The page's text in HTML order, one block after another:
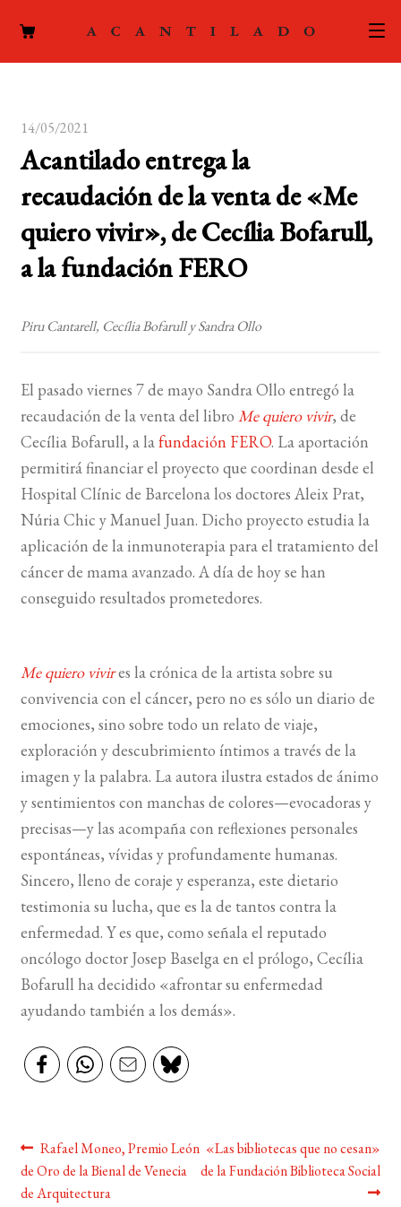
ACTUALIDAD
menú
PODCAST
LA EDITORIAL
MI CUENTA
BUSCAR
LISTA DE LIBROS
14/05/2021
Acantilado entrega la
recaudación de la venta de «Me
quiero vivir», de Cecília Bofarull,
a la fundación FERO
Piru Cantarell, Cecília Bofarull y Sandra Ollo
El pasado viernes 7 de mayo Sandra Ollo entregó la
recaudación de la venta del libro Me quiero vivir, de
Cecília Bofarull, a lafundación FERO. La aportación
permitirá financiar el proyecto que coordinan desde el
Hospital Clínic de Barcelona los doctores Aleix Prat,
Núria Chic y Manuel Juan. Dicho proyecto estudia la
aplicación de la inmunoterapia para el tratamiento del
cáncer de mama avanzado. A día de hoy se han
conseguido resultados prometedores.
Me quiero vivires la crónica de la artista sobre su
convivencia con el cáncer, pero no es sólo un diario de
emociones, sino sobre todo un relato de viaje,
exploración y descubrimiento íntimos a través de la
imagen y la palabra. La autora ilustra estados de ánimo
y sentimientos con manchas de colores—evocadoras y
precisas—y las acompaña con reflexiones personales
espontáneas, vívidas y profundamente humanas.
Sincero, lleno de coraje y esperanza, este dietario
testimonia su lucha, que es la de tantos contra la
enfermedad. Y es que, como señala el reputado
oncólogo doctor Josep Baselga en el prólogo, Cecília
Bofarull ha decidido «afrontar su enfermedad
ayudando también a los demás».
Navegación
de
Anterior:
Rafael Moneo, Premio León
de Oro de la Bienal de Venecia
de Arquitectura
Siguiente:
«Las bibliotecas que no cesan»
de la Fundación Biblioteca Social